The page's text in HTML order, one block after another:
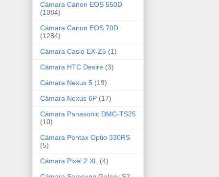
Cámara Canon EOS 550D
(1084)
Cámara Canon EOS 70D
(1284)
Cámara Casio EX-Z5 (1)
Cámara HTC Desire (3)
Cámara Nexus 5 (19)
Cámara Nexus 6P (17)
Cámara Panasonic DMC-TS25
(10)
Cámara Pentax Optio 330RS
(5)
Cámara Pixel 2 XL
(4)